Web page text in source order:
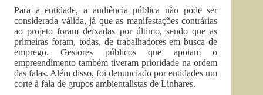
Para a entidade, a audiência pública não pode ser
considerada válida, já que as manifestações contrárias
ao projeto foram deixadas por último, sendo que as
primeiras foram, todas, de trabalhadores em busca de
emprego. Gestores públicos que apoiam o
empreendimento também tiveram prioridade na ordem
das falas. Além disso, foi denunciado por entidades um
corte à fala de grupos ambientalistas de Linhares.